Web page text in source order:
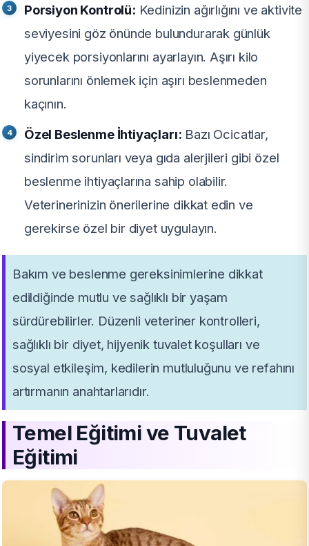
Porsiyon Kontrolü: Kedinizin ağırlığını ve aktivite
seviyesini göz önünde bulundurarak günlük
yiyecek porsiyonlarını ayarlayın. Aşırı kilo
sorunlarını önlemek için aşırı beslenmeden
kaçının.
Özel Beslenme İhtiyaçları: Bazı Ocicatlar,
sindirim sorunları veya gıda alerjileri gibi özel
beslenme ihtiyaçlarına sahip olabilir.
Veterinerinizin önerilerine dikkat edin ve
gerekirse özel bir diyet uygulayın.
Bakım ve beslenme gereksinimlerine dikkat
edildiğinde mutlu ve sağlıklı bir yaşam
sürdürebilirler. Düzenli veteriner kontrolleri,
sağlıklı bir diyet, hijyenik tuvalet koşulları ve
sosyal etkileşim, kedilerin mutluluğunu ve refahını
artırmanın anahtarlarıdır.
Temel Eğitimi ve Tuvalet
Eğitimi